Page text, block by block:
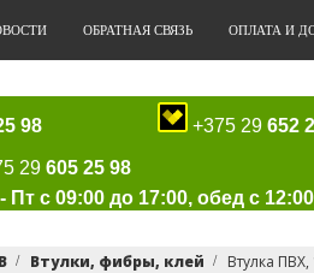
ОБРАТНАЯ СВЯЗЬ ОПЛАТА И
98 +375 29 652
29 605 25 98
Пт с 09:00 до 17:00, обед с
Втулки, фибры, клей Втулка